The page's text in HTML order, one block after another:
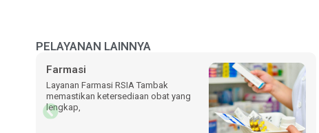
PELAYANAN LAINNYA
Farmasi
Layanan Farmasi RSIA Tambak
memastikan ketersediaan obat yang
lengkap,